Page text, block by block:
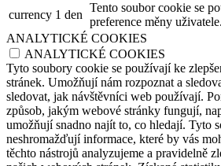
currency 1 den
Tento soubor cookie se
preference měny uživatele.
ANALYTICKÉ COOKIES
ANALYTICKÉ COOKIES
Tyto soubory cookie se používají ke
stránek. Umožňují nám rozpoznat a
sledovat, jak návštěvníci web používají.
způsob, jakým webové stránky fungují,
umožňují snadno najít to, co hledají. Tyto
neshromažďují informace, které by vás
těchto nástrojů analyzujeme a pravidelně